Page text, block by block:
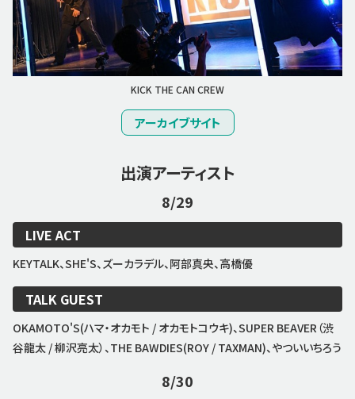
KICK THE CAN CREW
アーカイブサイト
出演アーティスト
8/29
LIVE ACT
KEYTALK、SHE'S、ズーカラデル、阿部真央、高橋優
TALK GUEST
OKAMOTO'S(ハマ・オカモト / オカモトコウキ)、SUPER BEAVER（渋
谷龍太 / 柳沢亮太）、THE BAWDIES(ROY / TAXMAN)、やついいちろう
8/30